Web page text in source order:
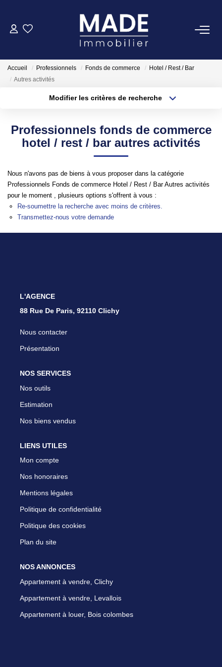
ACHETER
FAIRE GÉRER
NOTRE AGENCE
Qui Sommes-Nous
Notre Équipe
Accueil Professionnels Fonds de commerce
Hotel / Rest / Bar
Autres activités
Modifier les critères de recherche
Appartement
Type de bien
Surface min
Créer une alerte
Professionnels fonds de commerce
hotel / rest / bar autres activités
Nous n'avons pas de biens à vous proposer dans la catégorie
Professionnels Fonds de commerce Hotel / Rest / Bar Autres activités
pour le moment , plusieurs options s'offrent à vous :
Re-soumettre la recherche avec moins de critères.
Transmettez-nous votre demande
L'AGENCE
88 Rue De Paris, 92110 Clichy
Nous contacter
Présentation
NOS SERVICES
Nos outils
Estimation
Nos biens vendus
LIENS UTILES
Mon compte
Nos honoraires
Mentions légales
Politique de confidentialité
Politique des cookies
Plan du site
NOS ANNONCES
Appartement à vendre, Clichy
Appartement à vendre, Levallois
Appartement à louer, Bois colombes